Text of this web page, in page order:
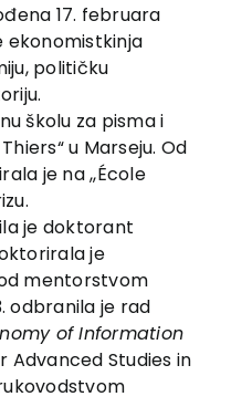
17. februara
ekonomistkinja
političku
školu za pisma i
u Marseju. Od
je na ,,École
je doktorant
je
mentorstvom
odbranila je rad
of Information
Advanced Studies in